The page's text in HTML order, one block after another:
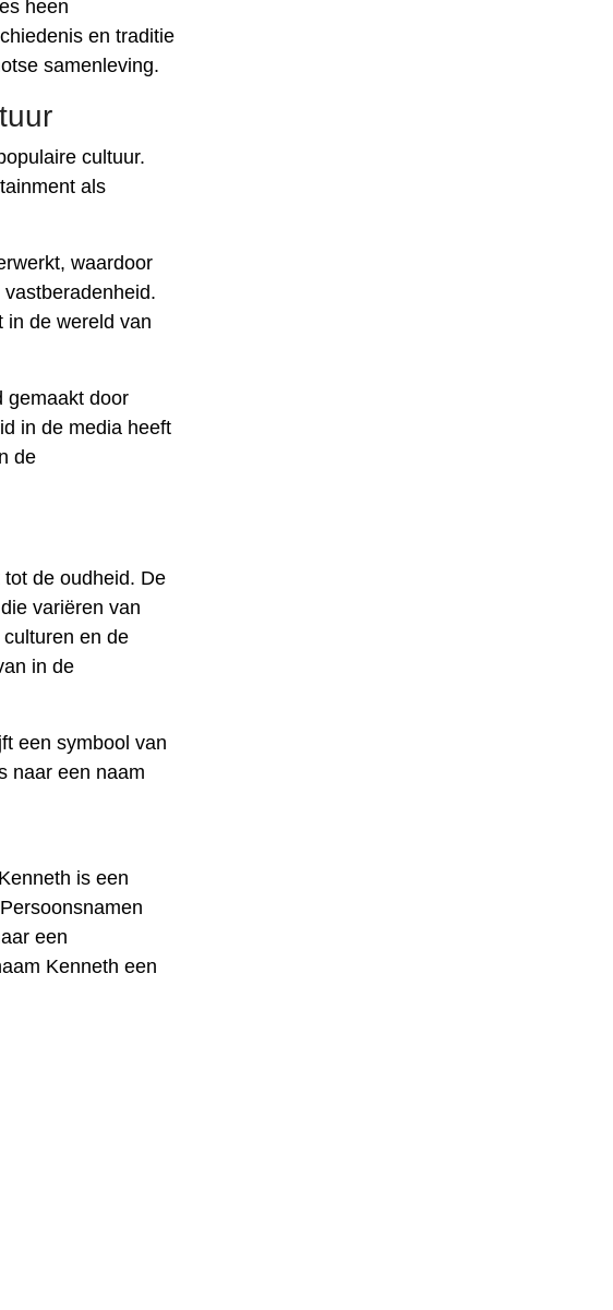
heen
en traditie
samenleving.
cultuur.
als
waardoor
in de wereld van
gemaakt door
in de media heeft
de
de oudheid. De
variëren van
en de
in de
een symbool van
naar een naam
is een
een
Kenneth een